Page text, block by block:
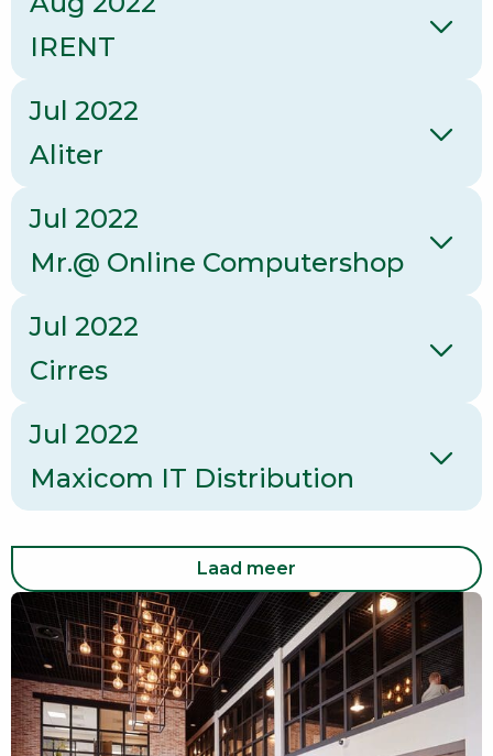
IRENT
Jul 2022
Aliter
Jul 2022
Mr.@ Online Computershop
Jul 2022
Cirres
Jul 2022
Maxicom IT Distribution
Laad meer